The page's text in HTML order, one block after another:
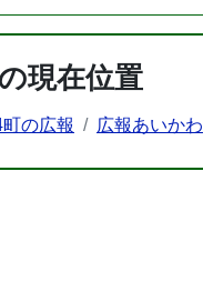
現在位置
町の広報 広報あいかわ